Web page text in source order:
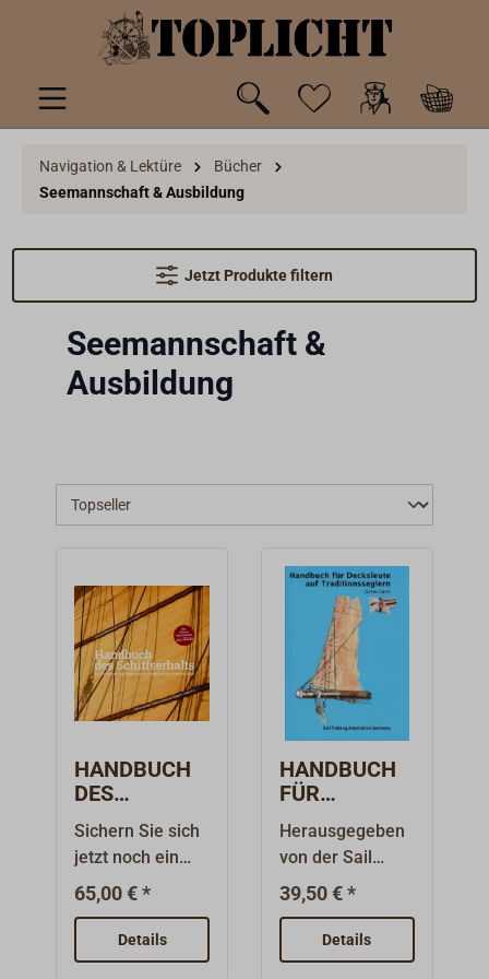
springen
Navigation & Lektüre
Bücher
Seemannschaft & Ausbildung
Jetzt Produkte filtern
Seemannschaft &
Ausbildung
HANDBUCH
DES
SCHIFFSERH
ALTS / M.
Marquardt,
H.
Neumeister
Sichern Sie sich
jetzt noch ein
Exemplar der
nahezu
ausverkauften
Erstauflage. Es
65,00 € *
Details
HANDBUCH
FÜR
DECKSLEUTE
AUF
TRADITIONS
SEGLERN /
Jochen Garrn
Herausgegeben
von der Sail
Training
Association
Germany
(S.T.A.G.).Dieses
39,50 € *
Details